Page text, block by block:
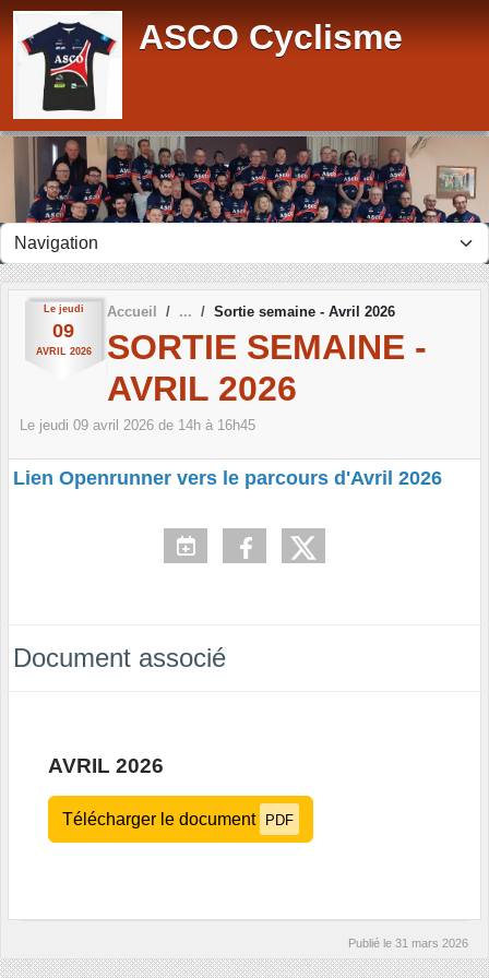
ASCO Cyclisme
Le jeudi
09
AVRIL 2026
Accueil Sortie semaine - Avril 2026
SORTIE SEMAINE -
AVRIL 2026
Le jeudi 09 avril 2026 de 14h à 16h45
Lien Openrunner vers le parcours d'Avril 2026
Document associé
AVRIL 2026
Télécharger le document PDF
Publié le 31 mars 2026
Panneau de gestion des cookies